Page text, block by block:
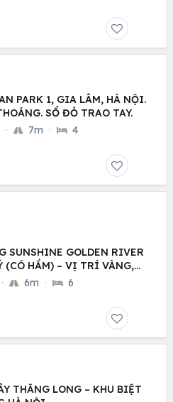
PARK 1, GIA LÂM, HÀ NỘI.
SỔ ĐỎ TRAO TAY.
· 7m · 4
SUNSHINE GOLDEN RIVER
(CÓ HẦM) – VỊ TRÍ VÀNG,
· 6m · 6
THĂNG LONG – KHU BIỆT